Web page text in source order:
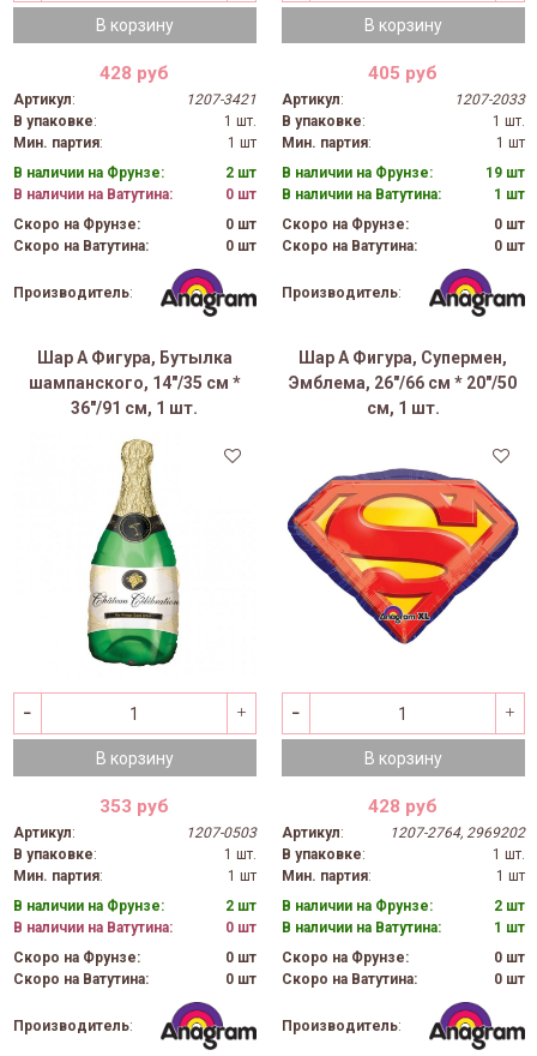
В корзину
428 руб
Артикул:
1207-3421
В упаковке:
1 шт.
Мин. партия:
1 шт
В наличии на Фрунзе:
2 шт
В наличии на Ватутина:
0 шт
Скоро на Фрунзе:
0 шт
Скоро на Ватутина:
0 шт
Производитель:
В корзину
405 руб
Артикул:
1207-2033
В упаковке:
1 шт.
Мин. партия:
1 шт
В наличии на Фрунзе:
19 шт
В наличии на Ватутина:
1 шт
Скоро на Фрунзе:
0 шт
Скоро на Ватутина:
0 шт
Производитель:
Шар А Фигура, Бутылка
шампанского, 14"/35 см *
36"/91 см, 1 шт.
В корзину
353 руб
Артикул:
1207-0503
В упаковке:
1 шт.
Мин. партия:
1 шт
В наличии на Фрунзе:
2 шт
В наличии на Ватутина:
0 шт
Скоро на Фрунзе:
0 шт
Скоро на Ватутина:
0 шт
Производитель:
Шар А Фигура, Супермен,
Эмблема, 26"/66 см * 20"/50
см, 1 шт.
В корзину
428 руб
Артикул:
1207-2764, 2969202
В упаковке:
1 шт.
Мин. партия:
1 шт
В наличии на Фрунзе:
2 шт
В наличии на Ватутина:
1 шт
Скоро на Фрунзе:
0 шт
Скоро на Ватутина:
0 шт
Производитель: